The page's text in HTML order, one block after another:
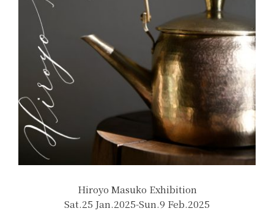
Hiroyo Masuko Exhibition
Sat.25 Jan.2025-Sun.9 Feb.2025